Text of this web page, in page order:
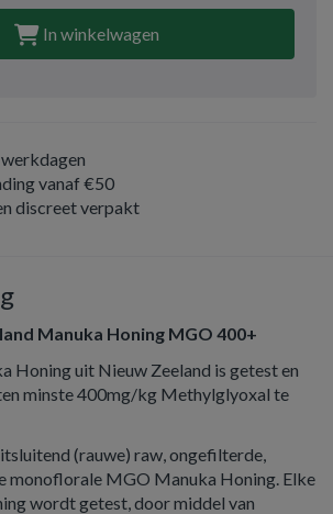
In winkelwagen
vanaf €50
discreet verpakt
Manuka Honing MGO 400+
Honing uit Nieuw Zeeland is getest en
minste 400mg/kg Methylglyoxal te
(rauwe) raw, ongefilterde,
monoflorale MGO Manuka Honing. Elke
wordt getest, door middel van